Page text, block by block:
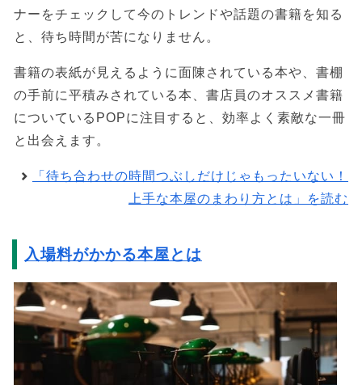
ナーをチェックして今のトレンドや話題の書籍を知る
と、待ち時間が苦になりません。
書籍の表紙が見えるように面陳されている本や、書棚
の手前に平積みされている本、書店員のオススメ書籍
についているPOPに注目すると、効率よく素敵な一冊
と出会えます。
「待ち合わせの時間つぶしだけじゃもったいない！
上手な本屋のまわり方とは」を読む
入場料がかかる本屋とは